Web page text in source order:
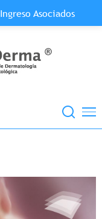
Ingreso Asociados